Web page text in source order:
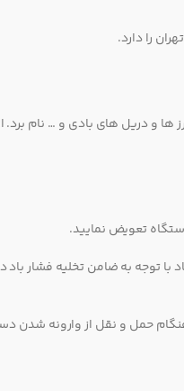
را دارد.
ها و دریل های بادی و … نام
توجه به ضامن تخلیه فشار باد
حمل و نقل از وارونه شدن